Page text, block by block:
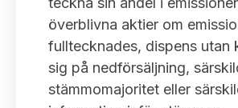
Arbetssätt och jävsfrågor
Stadgar
Framställningar och konsultation
Uttalanden sorterade efter
Samtliga uttalanden sorterade årsvis
Takeover-regler för reglerade
handelsplattformar
AKTUELLT
Nyheter och pressmeddelanden
KONTAKT
överblivna aktier om
fulltecknades, dispens utan
sig på nedförsäljning,
stämmomajoritet eller